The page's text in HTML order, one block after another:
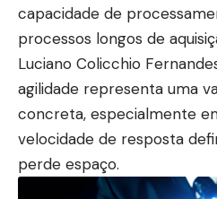
capacidade de
processos longos de
Luciano Colicchio
agilidade representa uma
concreta, especialmente
velocidade de resposta
perde espaço.